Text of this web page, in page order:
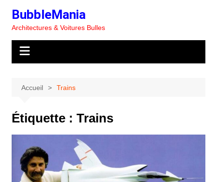
contenu
BubbleMania
Architectures & Voitures Bulles
Accueil Trains
Étiquette : Trains